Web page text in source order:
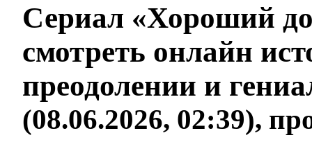
Сериал «Хороший
смотреть онлайн
преодолении и
(08.06.2026, 02:39),